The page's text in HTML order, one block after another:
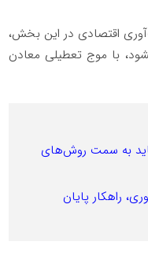
اقتصادی در این بخش،
با موج تعطیلی معادن
به سمت روش‌های
راهکار پایان